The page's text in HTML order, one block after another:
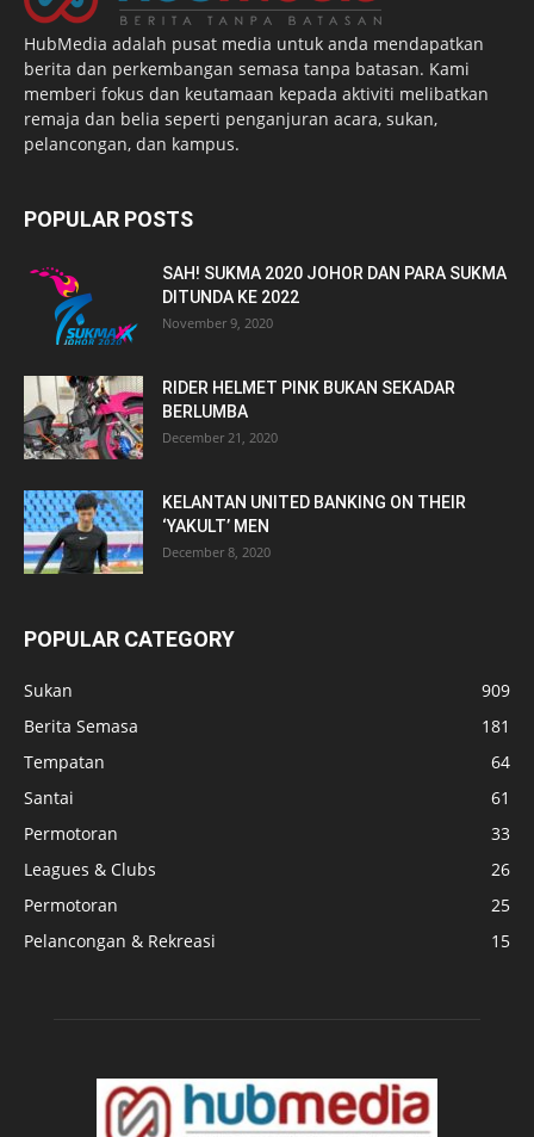
HubMedia adalah pusat media untuk anda mendapatkan
berita dan perkembangan semasa tanpa batasan. Kami
memberi fokus dan keutamaan kepada aktiviti melibatkan
remaja dan belia seperti penganjuran acara, sukan,
pelancongan, dan kampus.
POPULAR POSTS
SAH! SUKMA 2020 JOHOR DAN PARA SUKMA
DITUNDA KE 2022
November 9, 2020
RIDER HELMET PINK BUKAN SEKADAR
BERLUMBA
December 21, 2020
KELANTAN UNITED BANKING ON THEIR
‘YAKULT’ MEN
December 8, 2020
POPULAR CATEGORY
Sukan
909
Berita Semasa
181
Tempatan
64
Santai
61
Permotoran
33
Leagues & Clubs
26
Permotoran
25
Pelancongan & Rekreasi
15